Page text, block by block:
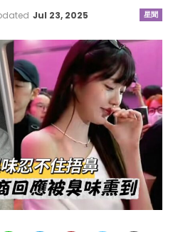
星聞
Jul 23, 2025